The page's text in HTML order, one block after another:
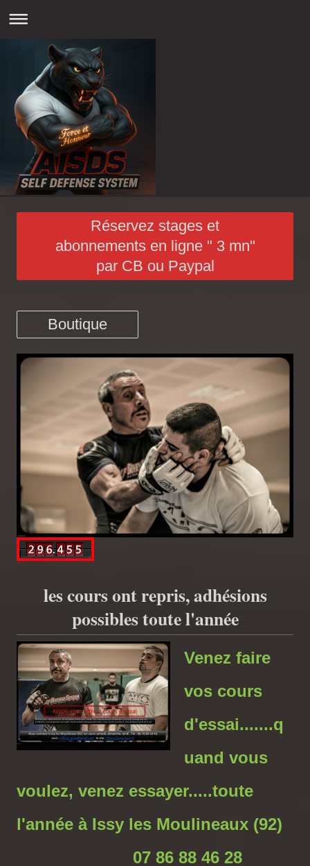
Réservez stages et
abonnements en ligne " 3 mn"
par CB ou Paypal
Boutique
les cours ont repris, adhésions
possibles toute l'année
Venez faire
vos cours
d'essai.......q
uand vous
voulez, venez essayer.....toute
l'année à Issy les Moulineaux (92)
07 86 88 46 28